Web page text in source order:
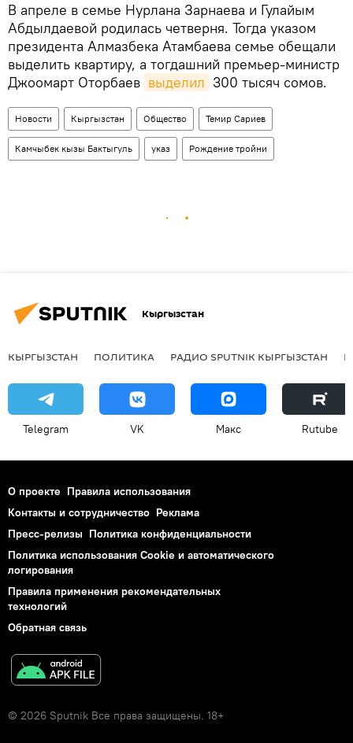
В апреле в семье Нурлана Зарнаева и Гулайым
Абдылдаевой родилась четверня. Тогда указом
президента Алмазбека Атамбаева семье обещали
выделить квартиру, а тогдашний премьер-министр
Джоомарт Оторбаев выделил 300 тысяч сомов.
Новости Кыргызстан Общество Темир Сариев
Камчыбек кызы Бактыгуль указ Рождение тройни
Кыргызстан
КЫРГЫЗСТАН ПОЛИТИКА РАДИО SPUTNIK КЫРГЫЗСТАН
Telegram VK Макс Rutube
О проекте Правила использования
Контакты и сотрудничество Реклама
Пресс-релизы Политика конфиденциальности
Политика использования Cookie и автоматического
логирования
Правила применения рекомендательных
технологий
Обратная связь
© 2026 Sputnik Все права защищены. 18+